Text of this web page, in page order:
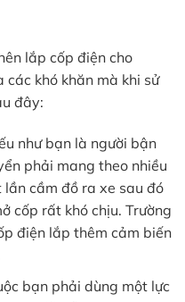
lắp cốp điện cho
các khó khăn mà khi sử
đây:
như bạn là người bận
phải mang theo nhiều
cầm đồ ra xe sau đó
cốp rất khó chịu. Trường
điện lắp thêm cảm biến
bạn phải dùng một lực